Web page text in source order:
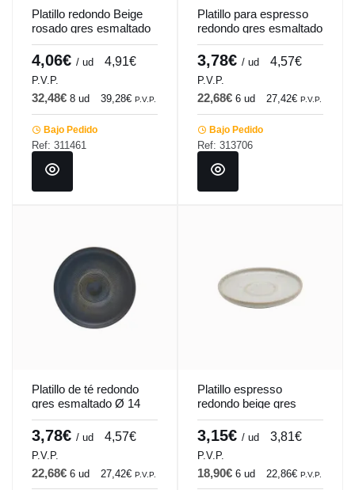
Platillo redondo Beige
rosado gres esmaltado
Ø 14 cm Pearl
Pro.mundi
4,06€ / ud 4,91€
P.V.P.
32,48€ 8 ud 39,28€ P.V.P.
Bajo Pedido
Ref: 311461
Platillo para espresso
redondo gres esmaltado
Ø 12 cm Tornado
Accolade
3,78€ / ud 4,57€
P.V.P.
22,68€ 6 ud 27,42€ P.V.P.
Bajo Pedido
Ref: 313706
Platillo de té redondo
gres esmaltado Ø 14
cm Tornado Accolade
3,78€ / ud 4,57€
P.V.P.
22,68€ 6 ud 27,42€ P.V.P.
Platillo espresso
redondo beige gres
esmaltado Ø 12 cm
Sand Accolade
3,15€ / ud 3,81€
P.V.P.
18,90€ 6 ud 22,86€ P.V.P.